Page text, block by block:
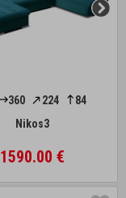
360 224
84
Nikos3
1590.00 €